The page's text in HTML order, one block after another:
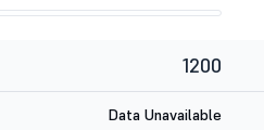
1200
Data Unavailable